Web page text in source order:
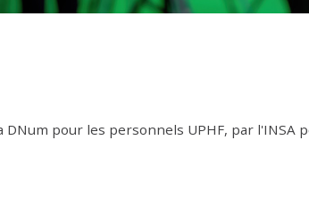
pour les personnels UPHF, par l'INSA